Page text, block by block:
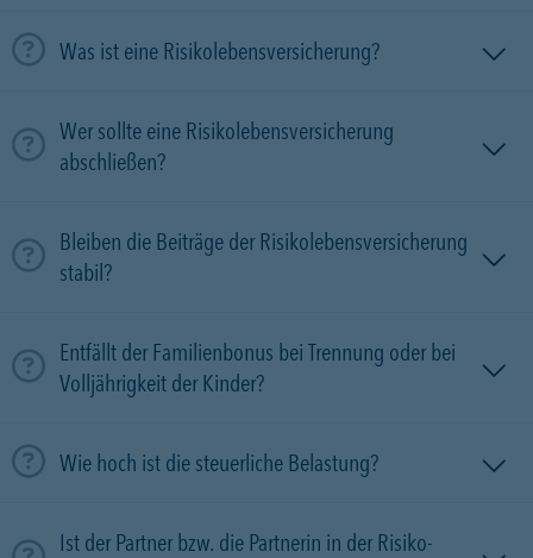
Was ist eine Risikolebensversicherung?
Wer sollte eine Risikolebensversicherung
abschließen?
Bleiben die Beiträge der Risikolebensversicherung
stabil?
Entfällt der Familienbonus bei Trennung oder bei
Volljährigkeit der Kinder?
Wie hoch ist die steuerliche Belastung?
Ist der Partner bzw. die Partnerin in der Risiko­